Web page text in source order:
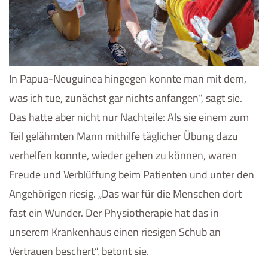
In Papua-Neuguinea hingegen konnte man mit dem,
was ich tue, zunächst gar nichts anfangen“, sagt sie.
Das hatte aber nicht nur Nachteile: Als sie einem zum
Teil gelähmten Mann mithilfe täglicher Übung dazu
verhelfen konnte, wieder gehen zu können, waren
Freude und Verblüffung beim Patienten und unter den
Angehörigen riesig. „Das war für die Menschen dort
fast ein Wunder. Der Physiotherapie hat das in
unserem Krankenhaus einen riesigen Schub an
Vertrauen beschert“, betont sie.